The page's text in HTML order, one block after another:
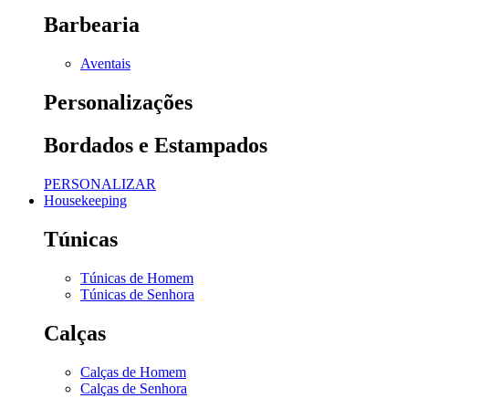
Barbearia
Aventais
Personalizações
Bordados e Estampados
PERSONALIZAR
Housekeeping
Túnicas
Túnicas de Homem
Túnicas de Senhora
Calças
Calças de Homem
Calças de Senhora